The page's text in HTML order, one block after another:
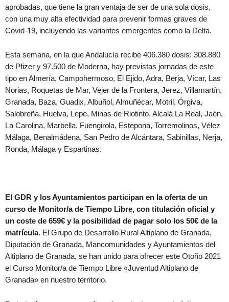
aprobadas, que tiene la gran ventaja de ser de una sola dosis,
con una muy alta efectividad para prevenir formas graves de
Covid-19, incluyendo las variantes emergentes como la Delta.
Esta semana, en la que Andalucía recibe 406.380 dosis: 308.880
de Pfizer y 97.500 de Moderna, hay previstas jornadas de este
tipo en Almería, Campohermoso, El Ejido, Adra, Berja, Vícar, Las
Norias, Roquetas de Mar, Vejer de la Frontera, Jerez, Villamartín,
Granada, Baza, Guadix, Albuñol, Almuñécar, Motril, Órgiva,
Salobreña, Huelva, Lepe, Minas de Riotinto, Alcalá La Real, Jaén,
La Carolina, Marbella, Fuengirola, Estepona, Torremolinos, Vélez
Málaga, Benalmádena, San Pedro de Alcántara, Sabinillas, Nerja,
Ronda, Málaga y Espartinas.
El GDR y los Ayuntamientos participan en la oferta de un
curso de Monitor/a de Tiempo Libre, con titulación oficial y
un coste de 659€ y la posibilidad de pagar solo los 50€ de la
matrícula. El Grupo de Desarrollo Rural Altiplano de Granada,
Diputación de Granada, Mancomunidades y Ayuntamientos del
Altiplano de Granada, se han unido para ofrecer este Otoño 2021
el Curso Monitor/a de Tiempo Libre «Juventud Altiplano de
Granada» en nuestro territorio.